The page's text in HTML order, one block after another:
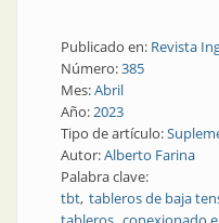
Publicado en: Revista
Número:385
Mes:Abril
Año:2023
Tipo de artículo:
Autor:Alberto Farina
Palabra clave:
tbt tableros de baja